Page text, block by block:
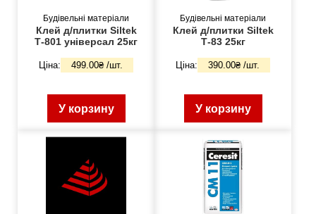
Будівельні матеріали
Клей д/плитки Siltek
Т-801 універсал 25кг
Ціна: 499.00₴ /шт.
У корзину
Будівельні матеріали
Клей д/плитки Siltek
Т-83 25кг
Ціна: 390.00₴ /шт.
У корзину